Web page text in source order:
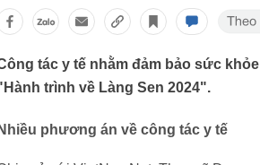
tác y tế nhằm đảm bảo sức
trình về Làng Sen 2024".
Nhiều phương án về công tác y tế